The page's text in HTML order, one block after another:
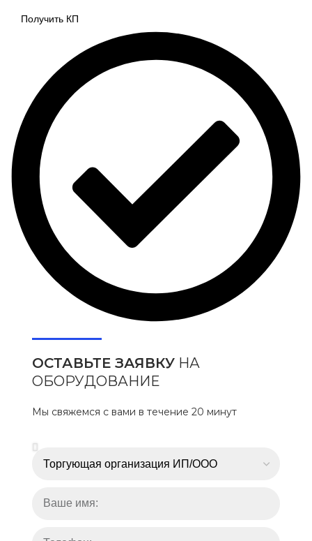
Получить КП
ОСТАВЬТЕ ЗАЯВКУНА
ОБОРУДОВАНИЕ
Мы свяжемся с вами в течение 20 минут